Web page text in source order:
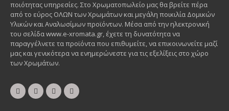
ποιότητας υπηρεσίες. Στο Χρωματοπωλείο μας θα βρείτε πέρα
από το εύρος ΟΛΩΝ των Χρωμάτων και μεγάλη ποικιλία Δομικών
Υλικών και Αναλωσίμων προϊόντων. Μέσα από την ηλεκτρονική
του σελίδα www.e-xromata.gr, έχετε τη δυνατότητα να
παραγγέλνετε τα προϊόντα που επιθυμείτε, να επικοινωνείτε μαζί
μας και γενικότερα να ενημερώνεστε για τις εξελίξεις στο χώρο
των Χρωμάτων.